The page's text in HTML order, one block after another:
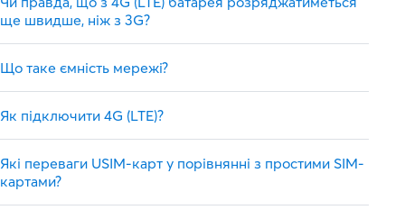
ще швидше, ніж з 3G?
Що таке ємність мережі?
Як підключити 4G (LTE)?
Які переваги USIM-карт у порівнянні з простими SIM-
картами?